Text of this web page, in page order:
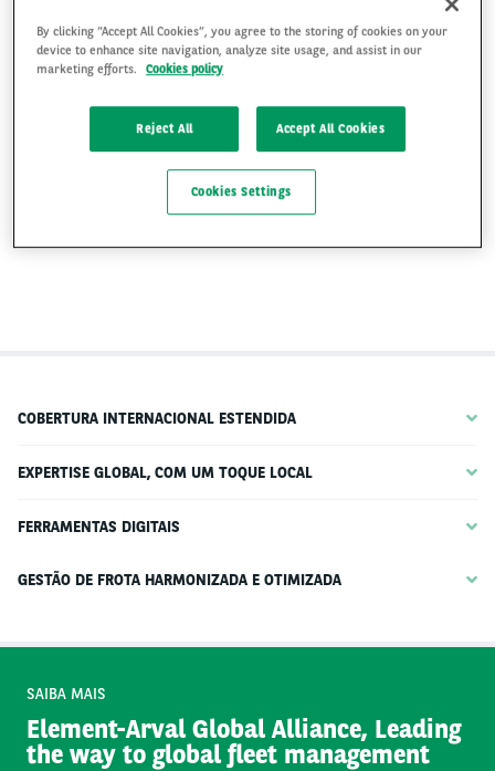
COBERTURA INTERNACIONAL ESTENDIDA
EXPERTISE GLOBAL, COM UM TOQUE LOCAL
FERRAMENTAS DIGITAIS
GESTÃO DE FROTA HARMONIZADA E OTIMIZADA
SAIBA MAIS
Element-Arval Global Alliance, Leading
the way to global fleet management
By clicking “Accept All Cookies”, you agree to the storing of cookies on your
device to enhance site navigation, analyze site usage, and assist in our
marketing efforts.
Cookies policy
Reject All Accept All Cookies
Cookies Settings